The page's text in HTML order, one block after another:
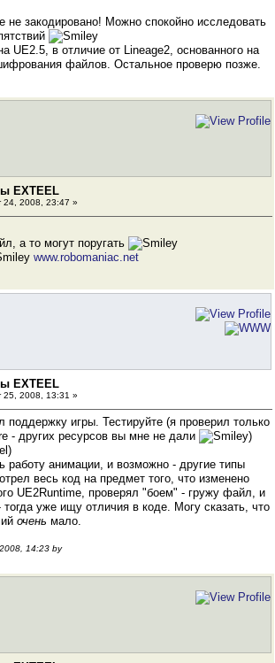
не закодировано! Можно спокойно исследовать
UE2.5, в отличие от Lineage2, основанного на
файлов. Остальное проверю позже.
EXTEEL
24, 2008, 23:47 »
а то могут поругать
www.robomaniac.net
EXTEEL
25, 2008, 13:31 »
поддержку игры. Тестируйте (я проверил только
- других ресурсов вы мне не дали
)
работу анимации, и возможно - другие типы
весь код на предмет того, что изменено
UE2Runtime, проверял "боем" - гружу файл, и
уже ищу отличия в коде. Могу сказать, что
очень мало.
14:23 by